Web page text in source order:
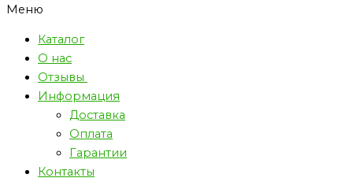
Меню
Каталог
О нас
Отзывы
Информация
Доставка
Оплата
Гарантии
Контакты